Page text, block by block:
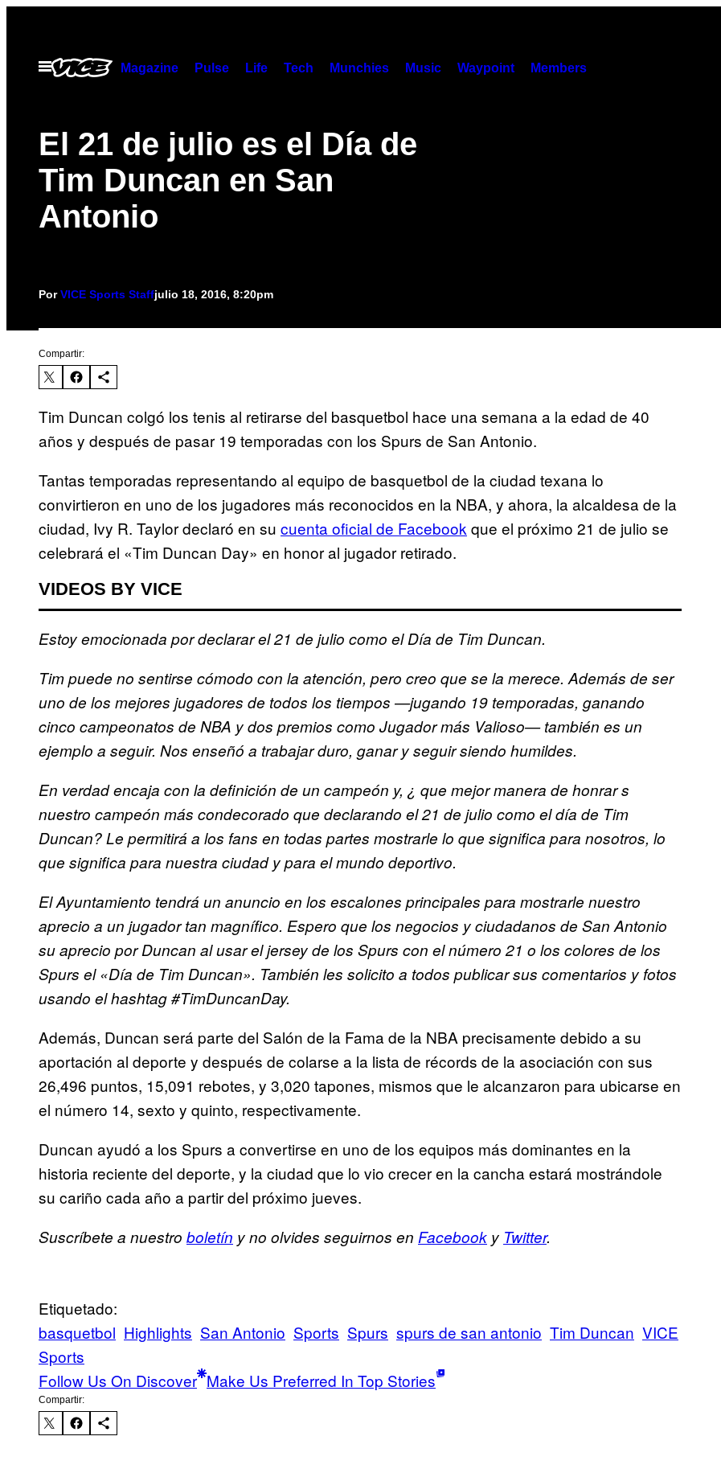
contenido
Abrir
Menú
Magazine Pulse Life Tech Munchies Music Waypoint Members
El 21 de julio es el Día de
Tim Duncan en San
Antonio
PorVICE Sports Staffjulio 18, 2016, 8:20pm
Compartir:
Tim Duncan colgó los tenis al retirarse del basquetbol hace una semana a la edad de 40
años y después de pasar 19 temporadas con los Spurs de San Antonio.
Tantas temporadas representando al equipo de basquetbol de la ciudad texana lo
convirtieron en uno de los jugadores más reconocidos en la NBA, y ahora, la alcaldesa de la
ciudad, Ivy R. Taylor declaró en su cuenta oficial de Facebook que el próximo 21 de julio se
celebrará el «Tim Duncan Day» en honor al jugador retirado.
VIDEOS BY VICE
Estoy emocionada por declarar el 21 de julio como el Día de Tim Duncan.
Tim puede no sentirse cómodo con la atención, pero creo que se la merece. Además de ser
uno de los mejores jugadores de todos los tiempos —jugando 19 temporadas, ganando
cinco campeonatos de NBA y dos premios como Jugador más Valioso— también es un
ejemplo a seguir. Nos enseñó a trabajar duro, ganar y seguir siendo humildes.
En verdad encaja con la definición de un campeón y, ¿ que mejor manera de honrar s
nuestro campeón más condecorado que declarando el 21 de julio como el día de Tim
Duncan? Le permitirá a los fans en todas partes mostrarle lo que significa para nosotros, lo
que significa para nuestra ciudad y para el mundo deportivo.
El Ayuntamiento tendrá un anuncio en los escalones principales para mostrarle nuestro
aprecio a un jugador tan magnífico. Espero que los negocios y ciudadanos de San Antonio
su aprecio por Duncan al usar el jersey de los Spurs con el número 21 o los colores de los
Spurs el «Día de Tim Duncan». También les solicito a todos publicar sus comentarios y fotos
usando el hashtag #TimDuncanDay.
Además, Duncan será parte del Salón de la Fama de la NBA precisamente debido a su
aportación al deporte y después de colarse a la lista de récords de la asociación con sus
26,496 puntos, 15,091 rebotes, y 3,020 tapones, mismos que le alcanzaron para ubicarse en
el número 14, sexto y quinto, respectivamente.
Duncan ayudó a los Spurs a convertirse en uno de los equipos más dominantes en la
historia reciente del deporte, y la ciudad que lo vio crecer en la cancha estará mostrándole
su cariño cada año a partir del próximo jueves.
Suscríbete a nuestro boletín y no olvides seguirnos en Facebook y Twitter.
Etiquetado:
basquetbol Highlights San Antonio Sports Spurs spurs de san antonio Tim Duncan VICE
Sports
Follow Us On Discover Make Us Preferred In Top Stories
Compartir: